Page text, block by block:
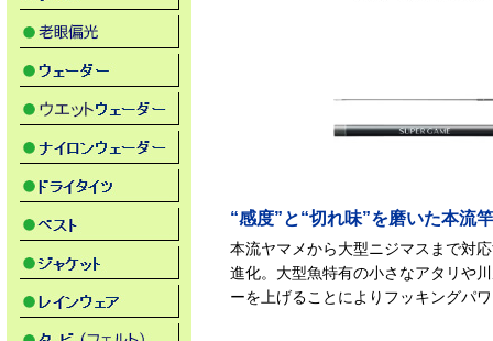
“感度”と“切れ味”を磨いた本流
本流ヤマメから大型ニジマスまで対
進化。大型魚特有の小さなアタリや
ーを上げることによりフッキングパ